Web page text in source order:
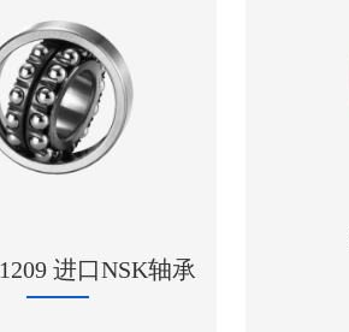
1209 进口NSK轴承